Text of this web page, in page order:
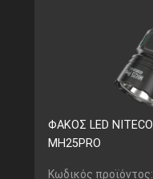
ΦΑΚΟΣ LED
MH25PRO
Κωδικός προϊόντος: